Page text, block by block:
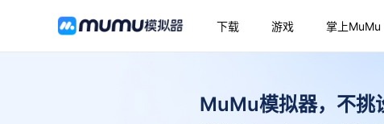
下载 游戏 掌上MuMu
MuMu模拟器，不挑